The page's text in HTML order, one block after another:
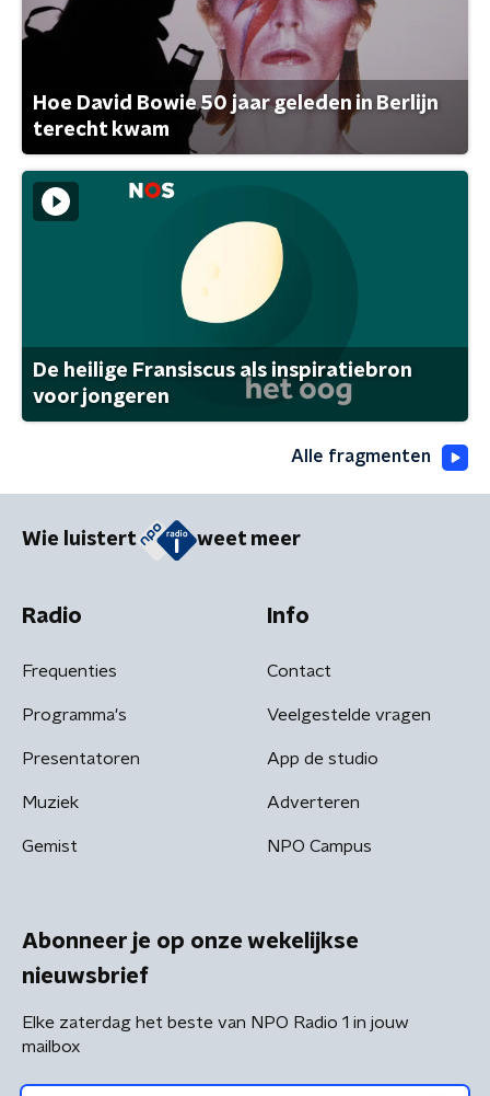
Hoe David Bowie 50 jaar geleden in Berlijn
terecht kwam
De heilige Fransiscus als inspiratiebron
voor jongeren
Alle fragmenten
Wie luistert weet meer
Radio
Frequenties
Programma's
Presentatoren
Muziek
Gemist
Info
Contact
Veelgestelde vragen
App de studio
Adverteren
NPO Campus
Abonneer je op onze wekelijkse
nieuwsbrief
Elke zaterdag het beste van NPO Radio 1 in jouw
mailbox